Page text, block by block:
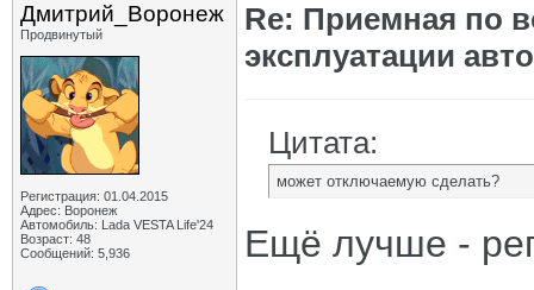
Дмитрий_Воронеж
Продвинутый
Регистрация: 01.04.2015
Адрес: Воронеж
Автомобиль: Lada VESTA Life'24
Возраст: 48
Сообщений: 5,936
Re: Приемная по
эксплуатации
Цитата:
может отключаемую сделать?
Ещё лучше -